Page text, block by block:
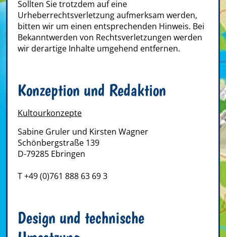
Sollten Sie trotzdem auf eine
Urheberrechtsverletzung aufmerksam werden,
bitten wir um einen entsprechenden Hinweis. Bei
Bekanntwerden von Rechtsverletzungen werden
wir derartige Inhalte umgehend entfernen.
Konzeption und Redaktion
Kultourkonzepte
Sabine Gruler und Kirsten Wagner
Schönbergstraße 139
D-79285 Ebringen
T +49 (0)761 888 63 69 3
Design und technische